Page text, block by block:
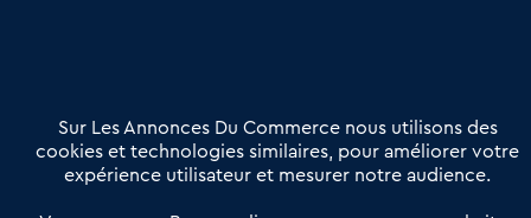
Offres Pro
Actualités
Qui sommes nous ?
Derniers articles
Sur Les Annonces Du Commerce nous utilisons des
cookies et technologies similaires, pour améliorer votre
expérience utilisateur et mesurer notre audience.